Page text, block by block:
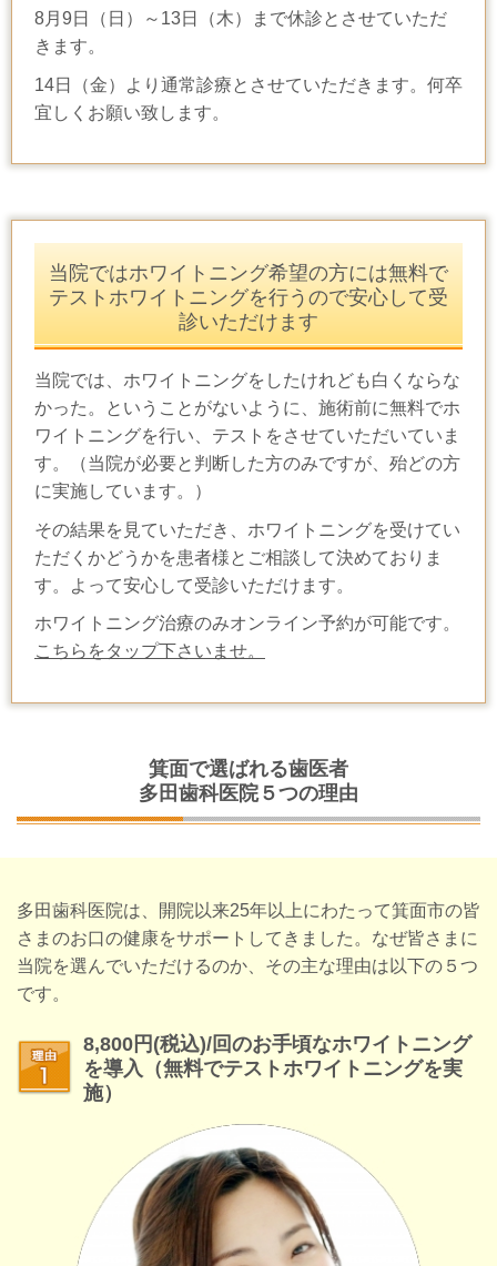
8月9日（日）～13日（木）まで休診とさせていただ
きます。
14日（金）より通常診療とさせていただきます。何卒
宜しくお願い致します。
当院ではホワイトニング希望の方には無料で
テストホワイトニングを行うので安心して受
診いただけます
当院では、ホワイトニングをしたけれども白くならな
かった。ということがないように、施術前に無料でホ
ワイトニングを行い、テストをさせていただいていま
す。（当院が必要と判断した方のみですが、殆どの方
に実施しています。）
その結果を見ていただき、ホワイトニングを受けてい
ただくかどうかを患者様とご相談して決めておりま
す。よって安心して受診いただけます。
ホワイトニング治療のみオンライン予約が可能です。
こちらをタップ下さいませ。
箕面で選ばれる歯医者
多田歯科医院５つの理由
多田歯科医院は、開院以来25年以上にわたって箕面市の皆
さまのお口の健康をサポートしてきました。なぜ皆さまに
当院を選んでいただけるのか、その主な理由は以下の５つ
です。
8,800円 (税込)/回のお手頃なホワイトニング
を導入（無料でテストホワイトニングを実
施）